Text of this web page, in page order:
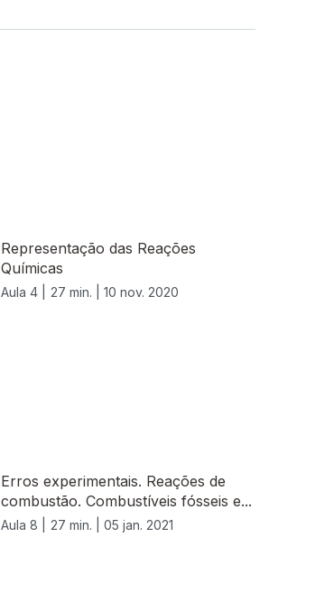
Representação das Reações
Químicas
Aula 4 | 27 min. | 10 nov. 2020
Erros experimentais. Reações de
combustão. Combustíveis fósseis e...
Aula 8 | 27 min. | 05 jan. 2021